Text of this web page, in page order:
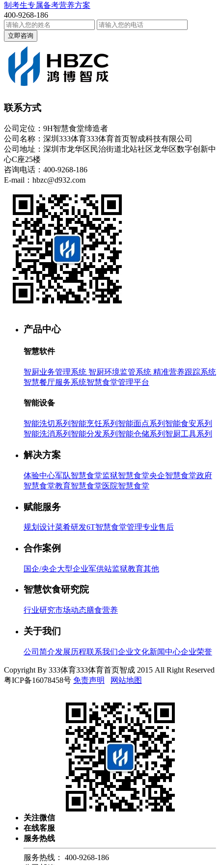
制考生专属备考营养方案
400-9268-186
立即咨询
联系方式
公司定位：9H智慧食堂缔造者
公司名称：深圳333体育333体育首页智成科技有限公司
公司地址：深圳市龙华区民治街道北站社区龙华区数字创新中
心C座25楼
咨询电话：400-9268-186
E-mail：hbzc@d932.com
产品中心
智慧软件
智厨业务管理系统 智厨环境监管系统 精准营养跟踪系统
智慧餐厅服务系统智慧食堂管理平台
智能设备
智能洗切系列 智能烹饪系列 智能面点系列 智能食安系列
智能洗消系列 智能分发系列 智能仓储系列 智厨工具系列
解决方案
体验中心军队智慧食堂监狱智慧食堂央企智慧食堂政府
智慧食堂教育智慧食堂医院智慧食堂
赋能服务
规划设计菜肴研发6T智慧食堂管理专业售后
合作案例
国企/央企大型企业军供站监狱教育其他
智慧饮食研究院
行业研究市场动态膳食营养
关于我们
公司简介发展历程联系我们企业文化新闻中心企业荣誉
Copyright By 333体育333体育首页智成 2015 All Right Reserved
粤ICP备16078458号 免责声明 网站地图
关注微信
在线客服
服务热线
服务热线：
400-9268-186